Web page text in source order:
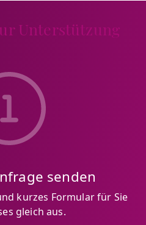
Unterstützung
senden
kurzes Formular für Sie
gleich aus.